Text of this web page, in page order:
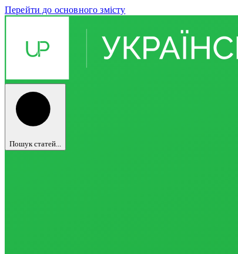
Перейти до основного змісту
Пошук статей...